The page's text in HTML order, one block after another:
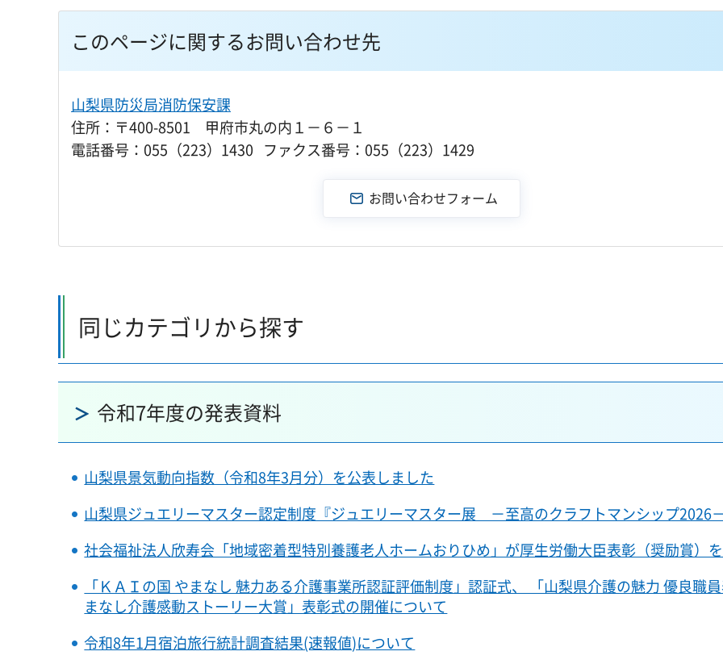
このページに関するお問い合わせ先
山梨県防災局消防保安課
住所：〒400-8501 甲府市丸の内１－６－１
電話番号：055（223）1430 ファクス番号：055（223）1429
同じカテゴリから探す
令和7年度の発表資料
山梨県景気動向指数（令和8年3月分）を公表しました
山梨県ジュエリーマスター認定制度『ジュエリーマスター展 －至高のクラフトマンシップ2026
社会福祉法人欣寿会「地域密着型特別養護老人ホームおりひめ」が厚生労働大臣表彰（奨励賞）
「ＫＡＩの国 やまなし 魅力ある介護事業所認証評価制度」認証式、 「山梨県介護の魅力 優良職
まなし介護感動ストーリー大賞」表彰式の開催について
令和8年1月宿泊旅行統計調査結果(速報値)について